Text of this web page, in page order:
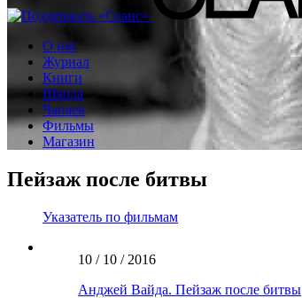
О нас
Журнал
Книги
Школа
Чапаев
Фильмы
Магазин
Пейзаж после битвы
Указатель по фильмам
10 / 10 / 2016
Анджей Вайда. Пейзаж после битвы